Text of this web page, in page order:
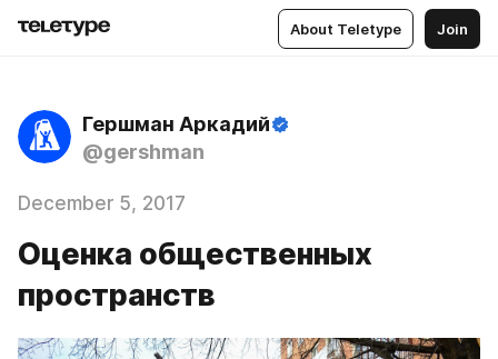
About Teletype Join
Гершман Аркадий
@gershman
December 5, 2017
Оценка общественных
пространств